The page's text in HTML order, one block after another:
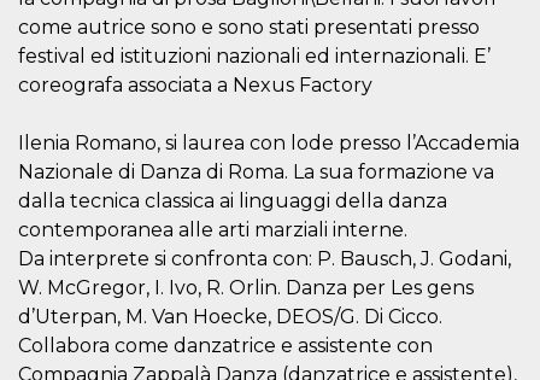
come autrice sono e sono stati presentati presso
festival ed istituzioni nazionali ed internazionali. E’
coreografa associata a Nexus Factory
Ilenia Romano, si laurea con lode presso l’Accademia
Nazionale di Danza di Roma. La sua formazione va
dalla tecnica classica ai linguaggi della danza
contemporanea alle arti marziali interne.
Da interprete si confronta con: P. Bausch, J. Godani,
W. McGregor, I. Ivo, R. Orlin. Danza per Les gens
d’Uterpan, M. Van Hoecke, DEOS/G. Di Cicco.
Collabora come danzatrice e assistente con
Compagnia Zappalà Danza (danzatrice e assistente),
dei contenuti
sul browser per
rendere le
pagine più
oooh.events
2 giorni
viene utilizzato
dal servizio
Cookie-
Script.com per
ricordare le
cookie dei
visitatori. È
necessario che il
banner dei
cookie di
Script.com
funzioni